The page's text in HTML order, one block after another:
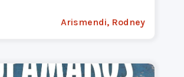
Arismendi, Rodney